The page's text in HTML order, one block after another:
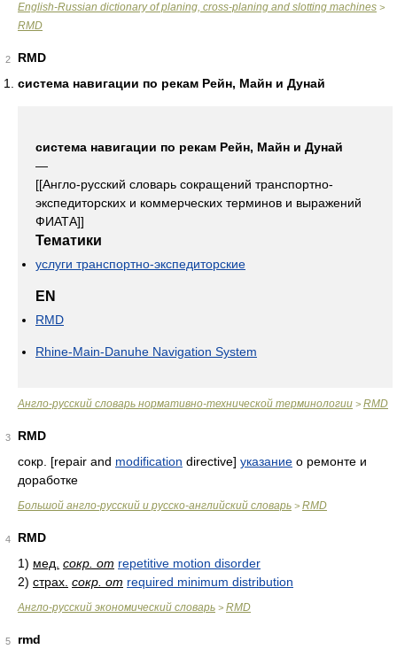
English-Russian dictionary of planing, cross-planing and slotting machines >
RMD
2
RMD
система навигации по рекам Рейн, Майн и Дунай
система навигации по рекам Рейн, Майн и Дунай
—
[[Англо-русский словарь сокращений транспортно-
экспедиторских и коммерческих терминов и выражений
ФИАТА]]
Тематики
услуги транспортно-экспедиторские
EN
RMD
Rhine-Main-Danuhe Navigation System
Англо-русский словарь нормативно-технической терминологии > RMD
3
RMD
сокр. [repair and modification directive] указание о ремонте и
доработке
Большой англо-русский и русско-английский словарь > RMD
4
RMD
1) мед. сокр. от repetitive motion disorder
2) страх. сокр. от required minimum distribution
Англо-русский экономический словарь > RMD
5
rmd